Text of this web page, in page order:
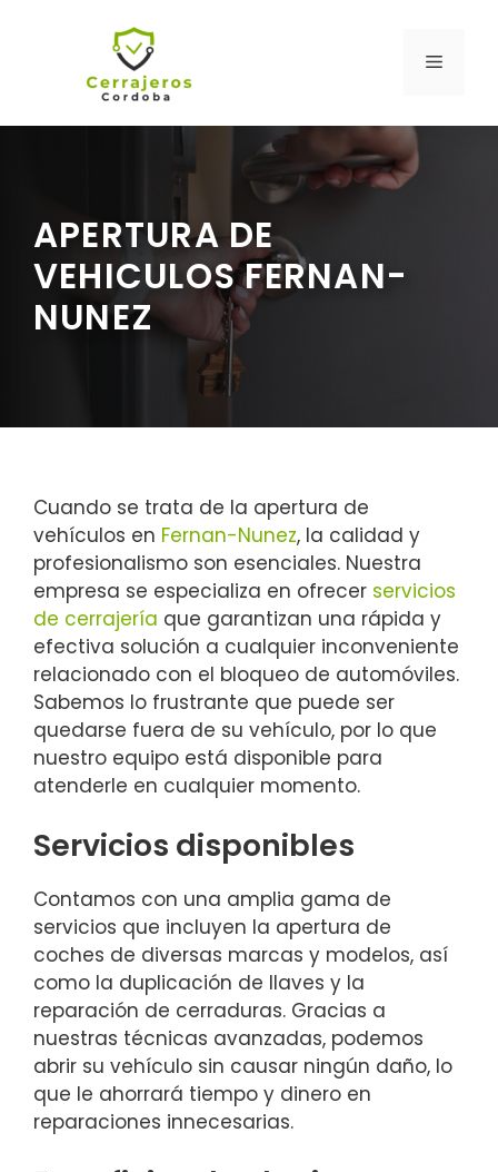
MENÚ
APERTURA DE
VEHICULOS FERNAN-
NUNEZ
Cuando se trata de la apertura de
vehículos en Fernan-Nunez, la calidad y
profesionalismo son esenciales. Nuestra
empresa se especializa en ofrecer servicios
de cerrajería que garantizan una rápida y
efectiva solución a cualquier inconveniente
relacionado con el bloqueo de automóviles.
Sabemos lo frustrante que puede ser
quedarse fuera de su vehículo, por lo que
nuestro equipo está disponible para
atenderle en cualquier momento.
Servicios disponibles
Contamos con una amplia gama de
servicios que incluyen la apertura de
coches de diversas marcas y modelos, así
como la duplicación de llaves y la
reparación de cerraduras. Gracias a
nuestras técnicas avanzadas, podemos
abrir su vehículo sin causar ningún daño, lo
que le ahorrará tiempo y dinero en
reparaciones innecesarias.